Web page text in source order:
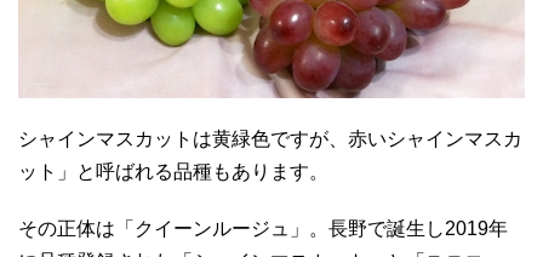
シャインマスカットは黄緑色ですが、赤いシャインマスカ
ット」と呼ばれる品種もあります。
その正体は「クイーンルージュ」。長野で誕生し2019年